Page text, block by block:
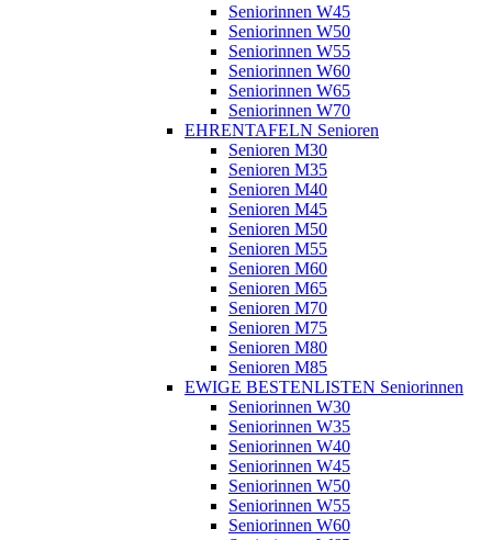
Seniorinnen W45
Seniorinnen W50
Seniorinnen W55
Seniorinnen W60
Seniorinnen W65
Seniorinnen W70
EHRENTAFELN Senioren
Senioren M30
Senioren M35
Senioren M40
Senioren M45
Senioren M50
Senioren M55
Senioren M60
Senioren M65
Senioren M70
Senioren M75
Senioren M80
Senioren M85
EWIGE BESTENLISTEN Seniorinnen
Seniorinnen W30
Seniorinnen W35
Seniorinnen W40
Seniorinnen W45
Seniorinnen W50
Seniorinnen W55
Seniorinnen W60